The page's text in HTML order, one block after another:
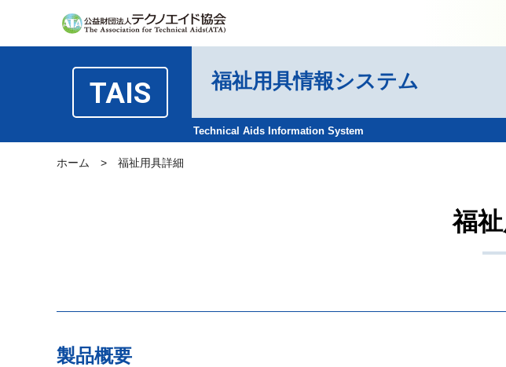
TAIS 福祉用具情報システム
Technical Aids Information System
ホーム > 福祉用具詳細
福
製品概要